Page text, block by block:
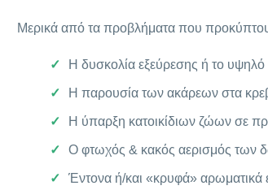
Μερικά από τα προβλήματα που
Η δυσκολία εξεύρεσης ή το
Η παρουσία των ακάρεων στα
Η ύπαρξη κατοικίδιων ζώων σε
O φτωχός & κακός αερισμός των
Έντονα ή/και «κρυφά» αρωματικά